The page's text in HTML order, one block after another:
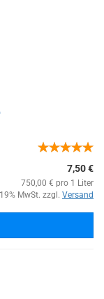
7,50 €
750,00 € pro 1 Liter
MwSt. zzgl. Versand